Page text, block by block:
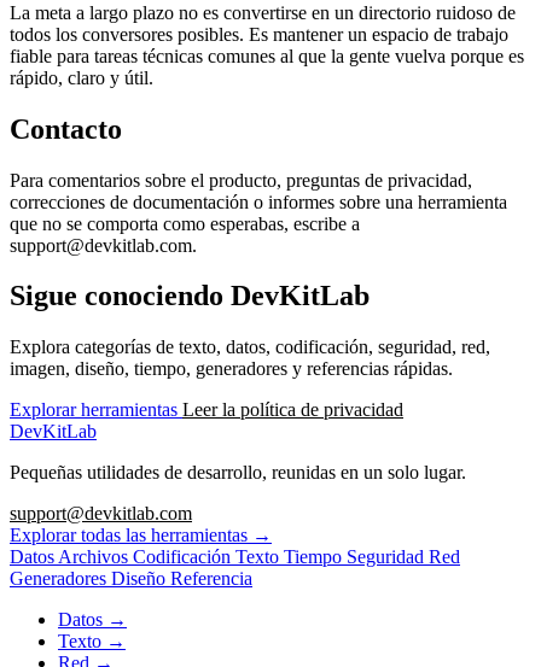
La meta a largo plazo no es convertirse en un directorio ruidoso de
todos los conversores posibles. Es mantener un espacio de trabajo
fiable para tareas técnicas comunes al que la gente vuelva porque es
rápido, claro y útil.
Contacto
Para comentarios sobre el producto, preguntas de privacidad,
correcciones de documentación o informes sobre una herramienta
que no se comporta como esperabas, escribe a
support@devkitlab.com.
Sigue conociendo DevKitLab
Explora categorías de texto, datos, codificación, seguridad, red,
imagen, diseño, tiempo, generadores y referencias rápidas.
Explorar herramientas Leer la política de privacidad
DevKitLab
Pequeñas utilidades de desarrollo, reunidas en un solo lugar.
support@devkitlab.com
Explorar todas las herramientas →
Datos Archivos Codificación Texto Tiempo Seguridad Red
Generadores Diseño Referencia
Datos →
Texto →